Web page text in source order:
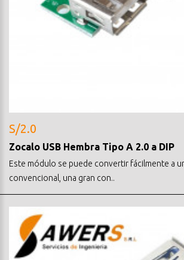
S/2.0
Zocalo USB Hembra Tipo A 2.0 a DIP
Este módulo se puede convertir fácilmente a
convencional, una gran con..